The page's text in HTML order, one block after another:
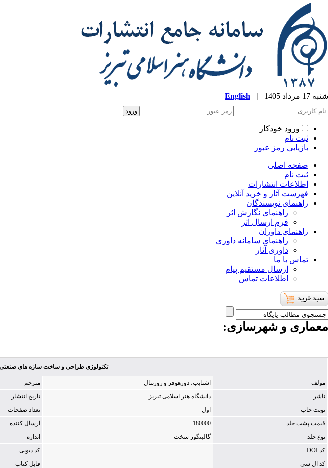
شنبه 17 مرداد 1405 |
English
ورود خودکار
ثبت نام
بازیابی رمز عبور
صفحه اصلی
ثبت نام
اطلاعات انتشارات
فهرست آثار و خرید آنلاین
راهنمای نویسندگان
راهنمای نگارش اثر
فرم ارسال اثر
راهنمای داوران
راهنمای سامانه داوری
داوری آثار
تماس با ما
ارسال مستقیم پیام
اطلاعات تماس
معماری و شهرسازی:
تکنولوژی طراحی و ساخت سازه های صنعتی
مولف اشتایب، دورهوفر و روزنتال مترجم
ناشر
دانشگاه هنر اسلامی تبریز تاریخ انتشار
نوبت چاپ
اول تعداد صفحات
قیمت پشت جلد
180000 ارسال کننده
نوع جلد
گالینگور سخت اندازه
کد DOI
کد دیویی
کد ال سی
فایل کتاب